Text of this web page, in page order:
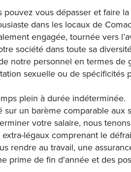
pouvez vous dépasser et faire
dans les locaux de
engagée, tournée vers
société dans toute sa
notre personnel en termes de
sexuelle ou de spécificités
plein à durée indéterminée.
sur un barème comparable aux
votre salaire, nous
extra-légaux comprenant le
rendre au travail, une
prime de fin d'année et des